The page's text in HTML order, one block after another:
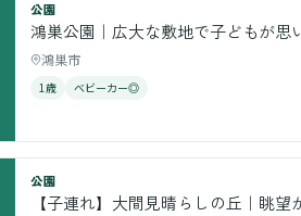
公園
鴻巣公園｜広大な敷地で子どもが思
鴻巣市
1歳 ベビーカー◎
公園
【子連れ】大間見晴らしの丘｜眺望